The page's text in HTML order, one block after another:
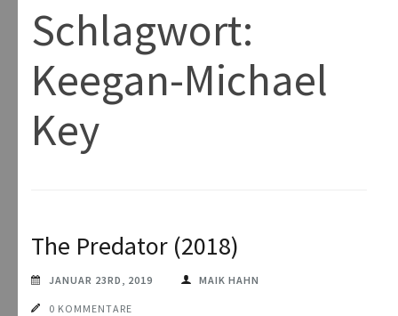
Schlagwort:
Keegan-Michael
Key
The Predator (2018)
JANUAR 23RD, 2019 MAIK HAHN
0 KOMMENTARE